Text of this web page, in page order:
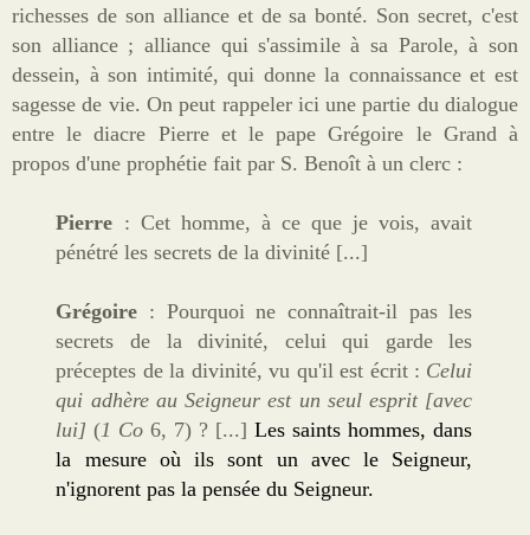
richesses de son alliance et de sa bonté. Son secret, c'est
son alliance ; alliance qui s'assimile à sa Parole, à son
dessein, à son intimité, qui donne la connaissance et est
sagesse de vie. On peut rappeler ici une partie du dialogue
entre le diacre Pierre et le pape Grégoire le Grand à
propos d'une prophétie fait par S. Benoît à un clerc :
Pierre : Cet homme, à ce que je vois, avait
pénétré les secrets de la divinité [...]
Grégoire : Pourquoi ne connaîtrait-il pas les
secrets de la divinité, celui qui garde les
préceptes de la divinité, vu qu'il est écrit : Celui
qui adhère au Seigneur est un seul esprit [avec
lui](1 Co 6, 7) ? [...]Les saints hommes, dans
la mesure où ils sont un avec le Seigneur,
n'ignorent pas la pensée du Seigneur.